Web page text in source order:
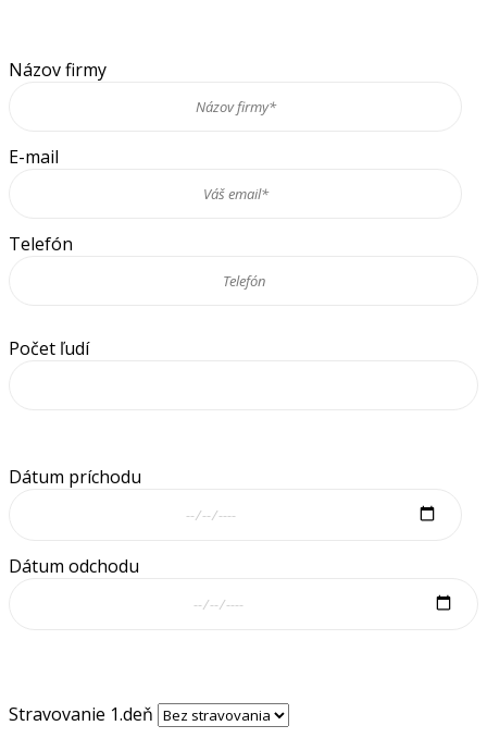
Názov firmy
E-mail
Telefón
Počet ľudí
Dátum príchodu
Dátum odchodu
Stravovanie 1.deň